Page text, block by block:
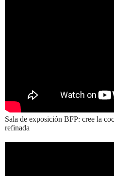
Sala de exposición BFP: cree la
refinada